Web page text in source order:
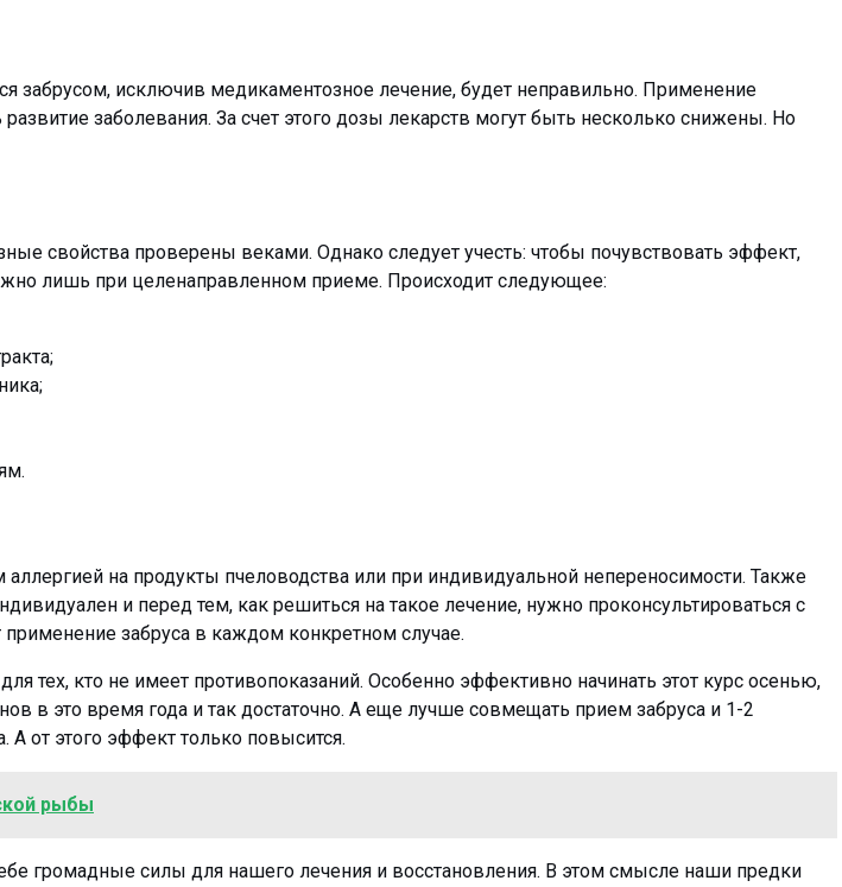
забрусом, исключив медикаментозное лечение, будет неправильно. Применение
заболевания. За счет этого дозы лекарств могут быть несколько снижены. Но
свойства проверены веками. Однако следует учесть: чтобы почувствовать эффект,
лишь при целенаправленном приеме. Происходит следующее:
на продукты пчеловодства или при индивидуальной непереносимости. Также
и перед тем, как решиться на такое лечение, нужно проконсультироваться с
забруса в каждом конкретном случае.
тех, кто не имеет противопоказаний. Особенно эффективно начинать этот курс осенью,
в это время года и так достаточно. А еще лучше совмещать прием забруса и 1-2
от этого эффект только повысится.
рыбы
громадные силы для нашего лечения и восстановления. В этом смысле наши предки